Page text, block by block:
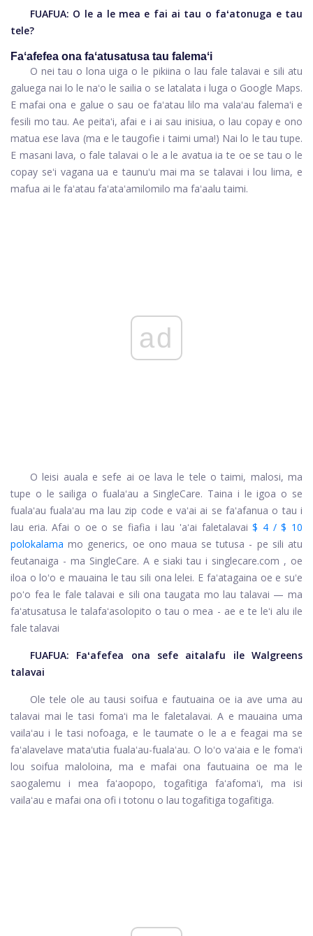
FUAFUA: O le a le mea e fai ai tau o faʻatonuga e tau
tele?
Faʻafefea ona faʻatusatusa tau falemaʻi
O nei tau o lona uiga o le pikiina o lau fale talavai e sili atu
galuega nai lo le naʻo le sailia o se latalata i luga o Google Maps.
E mafai ona e galue o sau oe faʻatau lilo ma valaʻau falemaʻi e
fesili mo tau. Ae peitaʻi, afai e i ai sau inisiua, o lau copay e ono
matua ese lava (ma e le taugofie i taimi uma!) Nai lo le tau tupe.
E masani lava, o fale talavai o le a le avatua ia te oe se tau o le
copay seʻi vagana ua e taunuʻu mai ma se talavai i lou lima, e
mafua ai le faʻatau faʻataʻamilomilo ma faʻaalu taimi.
ad
O leisi auala e sefe ai oe lava le tele o taimi, malosi, ma
tupe o le sailiga o fualaʻau a SingleCare. Taina i le igoa o se
fualaʻau fualaʻau ma lau zip code e vaʻai ai se faʻafanua o tau i
lau eria. Afai o oe o se fiafia i lau 'aʻai faletalavai $ 4 / $ 10
polokalama mo generics, oe ono maua se tutusa - pe sili atu
feutanaiga - ma SingleCare. A e siaki tau i singlecare.com , oe
iloa o loʻo e mauaina le tau sili ona lelei. E faʻatagaina oe e suʻe
poʻo fea le fale talavai e sili ona taugata mo lau talavai — ma
faʻatusatusa le talafaʻasolopito o tau o mea - ae e te leʻi alu ile
fale talavai
FUAFUA:
Faʻafefea ona sefe aitalafu ile Walgreens
talavai
Ole tele ole au tausi soifua e fautuaina oe ia ave uma au
talavai mai le tasi fomaʻi ma le faletalavai. A e mauaina uma
vailaʻau i le tasi nofoaga, e le taumate o le a e feagai ma se
faʻalavelave mataʻutia fualaʻau-fualaʻau. O loʻo vaʻaia e le fomaʻi
lou soifua maloloina, ma e mafai ona fautuaina oe ma le
saogalemu i mea faʻaopopo, togafitiga faʻafomaʻi, ma isi
vailaʻau e mafai ona ofi i totonu o lau togafitiga togafitiga.